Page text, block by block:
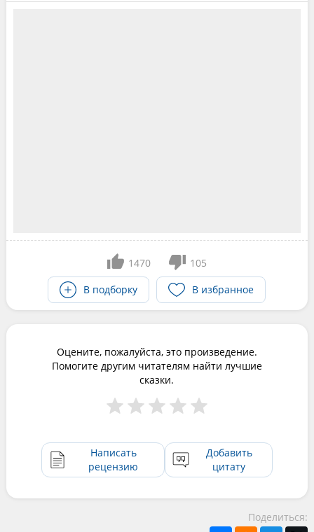
1470
105
В подборку
В избранное
Оцените, пожалуйста, это произведение.
Помогите другим читателям найти лучшие
сказки.
Написать
рецензию
Добавить
цитату
Поделиться: